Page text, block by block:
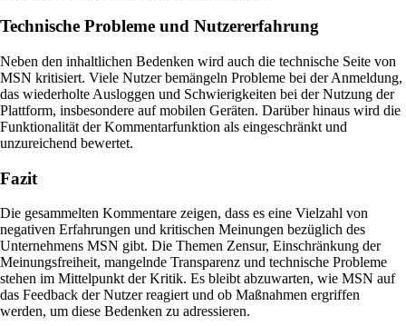
Technische Probleme und Nutzererfahrung
Neben den inhaltlichen Bedenken wird auch die technische Seite von
MSN kritisiert. Viele Nutzer bemängeln Probleme bei der Anmeldung,
das wiederholte Ausloggen und Schwierigkeiten bei der Nutzung der
Plattform, insbesondere auf mobilen Geräten. Darüber hinaus wird die
Funktionalität der Kommentarfunktion als eingeschränkt und
unzureichend bewertet.
Fazit
Die gesammelten Kommentare zeigen, dass es eine Vielzahl von
negativen Erfahrungen und kritischen Meinungen bezüglich des
Unternehmens MSN gibt. Die Themen Zensur, Einschränkung der
Meinungsfreiheit, mangelnde Transparenz und technische Probleme
stehen im Mittelpunkt der Kritik. Es bleibt abzuwarten, wie MSN auf
das Feedback der Nutzer reagiert und ob Maßnahmen ergriffen
werden, um diese Bedenken zu adressieren.